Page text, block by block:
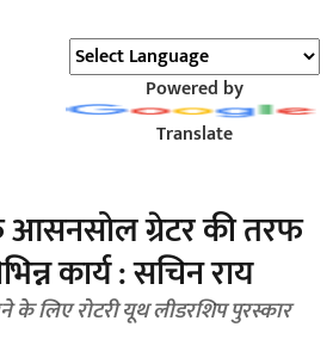
Powered by
Translate
ग्रेटर की तरफ
कार्य : सचिन राय
के लिए रोटरी यूथ लीडरशिप पुरस्कार